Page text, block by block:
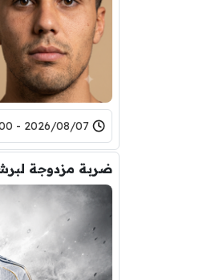
2026/08/07 - 18:00